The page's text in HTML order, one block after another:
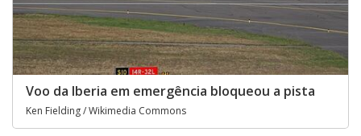
Voo da Iberia em emergência bloqueou a pista
Ken Fielding / Wikimedia Commons